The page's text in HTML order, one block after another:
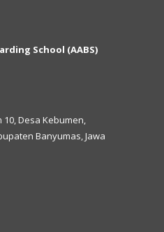
School (AABS)
Desa Kebumen,
Banyumas, Jawa